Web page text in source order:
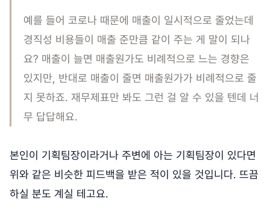
예를 들어 코로나 때문에 매출이 일시적으로 줄었는데
경직성 비용들이 매출 준만큼 같이 주는 게 말이 되나
요? 매출이 늘면 매출원가도 비례적으로 느는 경향은
있지만, 반대로 매출이 줄면 매출원가가 비례적으로 줄
지 못하죠. 재무제표만 봐도 그런 걸 알 수 있을 텐데 너
무 답답해요.
본인이 기획팀장이라거나 주변에 아는 기획팀장이 있다면
위와 같은 비슷한 피드백을 받은 적이 있을 것입니다. 뜨끔
하실 분도 계실 테고요.